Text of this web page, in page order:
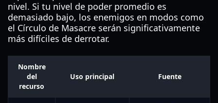
nivel. Si tu nivel de poder promedio es
demasiado bajo, los enemigos en modos como
el Círculo de Masacre serán significativamente
más difíciles de derrotar.
Nombre
del
recurso
Uso principal Fuente